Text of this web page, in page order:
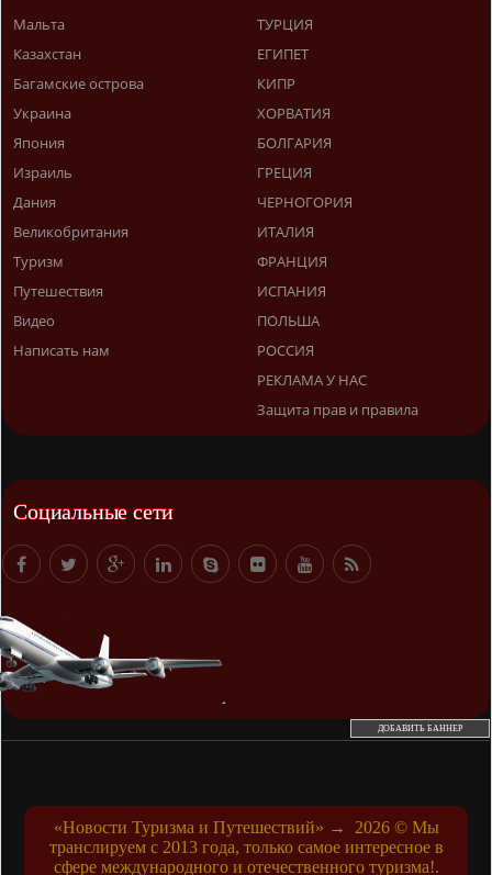
Мальта
Казахстан
Багамские острова
Украина
Япония
Израиль
Дания
Великобритания
Туризм
Путешествия
Видео
Написать нам
ТУРЦИЯ
ЕГИПЕТ
КИПР
ХОРВАТИЯ
БОЛГАРИЯ
ГРЕЦИЯ
ЧЕРНОГОРИЯ
ИТАЛИЯ
ФРАНЦИЯ
ИСПАНИЯ
ПОЛЬША
РОССИЯ
РЕКЛАМА У НАС
Защита прав и правила
Социальные сети
ДОБАВИТЬ БАННЕР
«Новости Туризма и Путешествий» → 2026© Мы
транслируем с 2013 года, только самое интересное в
сфере международного и отечественного туризма!.